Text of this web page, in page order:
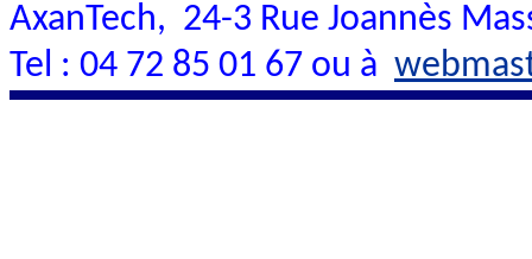
AxanTech, 24-3 Rue Joannès
Tel : 04 72 85 01 67 ou à